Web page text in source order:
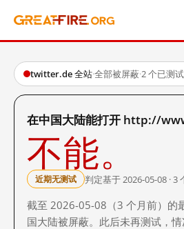
twitter.de 全站·全部被屏蔽·2 个已测
在中国大陆能打开 http://
不能。
近期无测试 判定基于 2026-05-08 · 3
截至 2026-05-08（3 个月前）的
国大陆被屏蔽。此后未再测试，情